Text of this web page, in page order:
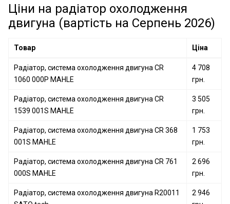
VAG
Радіатор, система охолодження двигуна 62405A
NISSENS
Радіатор, система охолодження двигуна 68736
Радіатор, система охолодження двигуна D7X068TT
Радіатор, система охолодження двигуна 62519A
Ціни на радіатор охолодження
двигуна (вартість на Серпень 2026)
Товар Ціна
Радіатор, система охолодження двигуна CR
1060 000P MAHLE
4 708
грн.
Радіатор, система охолодження двигуна CR
1539 001S MAHLE
3 505
грн.
Радіатор, система охолодження двигуна CR 368
001S MAHLE
1 753
грн.
Радіатор, система охолодження двигуна CR 761
000S MAHLE
2 696
грн.
Радіатор, система охолодження двигуна R20011
2 946